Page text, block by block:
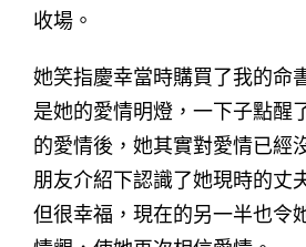
收場。
她笑指慶幸當時購買了我的命
是她的愛情明燈，一下子點醒
的愛情後，她其實對愛情已經
朋友介紹下認識了她現時的丈
但很幸福，現在的另一半也令